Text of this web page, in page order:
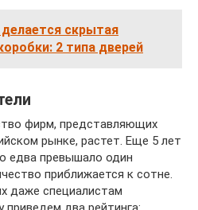
делается скрытая
2 типа дверей
фирм, представляющих
рынке, растет. Еще 5 лет
едва превышало один
приближается к сотне.
даже специалистам